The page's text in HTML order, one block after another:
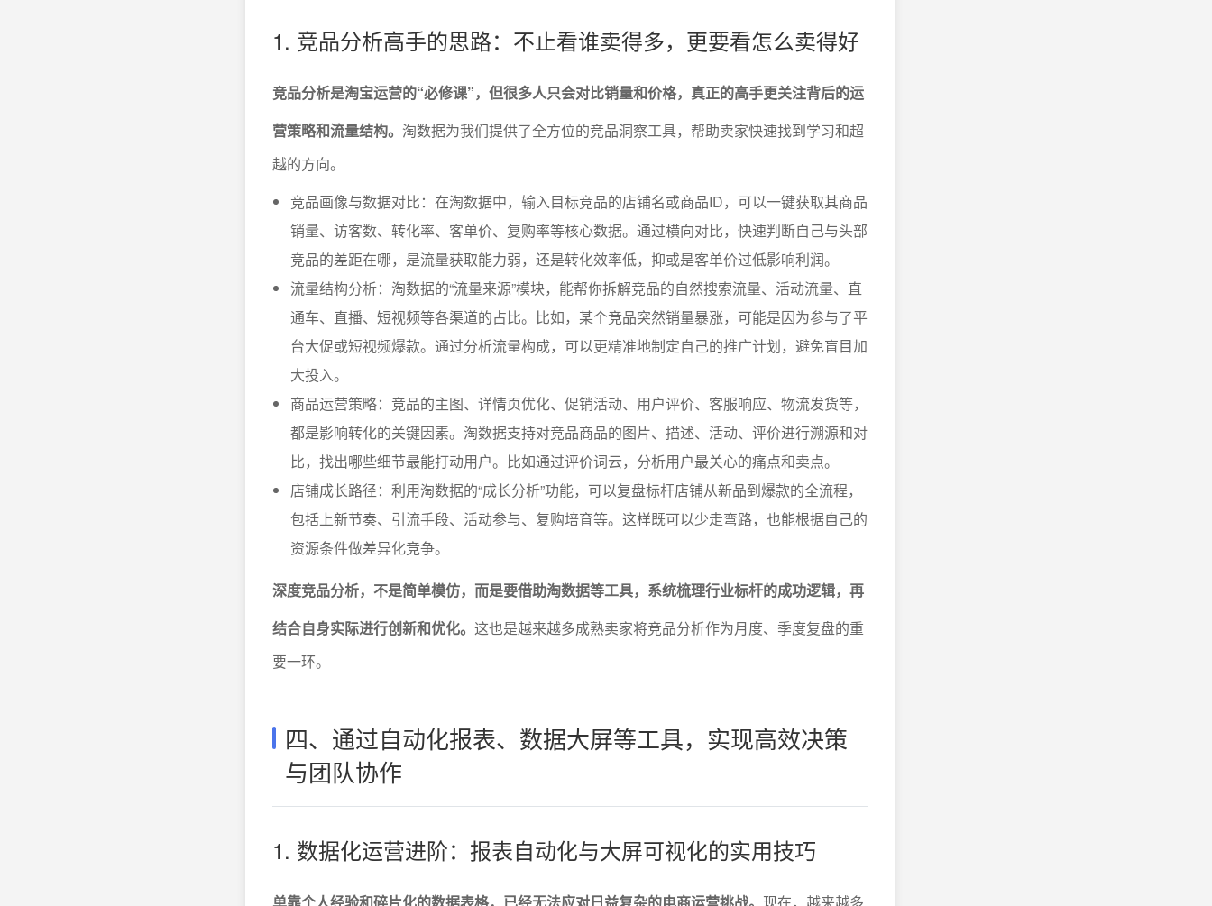
1. 竞品分析高手的思路：不止看谁卖得多，更要看怎么卖得好
竞品分析是淘宝运营的“必修课”，但很多人只会对比销量和价格，真正的高手更关注背后的运
营策略和流量结构。 淘数据为我们提供了全方位的竞品洞察工具，帮助卖家快速找到学习和超
越的方向。
竞品画像与数据对比：在淘数据中，输入目标竞品的店铺名或商品ID，可以一键获取其商品
销量、访客数、转化率、客单价、复购率等核心数据。通过横向对比，快速判断自己与头部
竞品的差距在哪，是流量获取能力弱，还是转化效率低，抑或是客单价过低影响利润。
流量结构分析：淘数据的“流量来源”模块，能帮你拆解竞品的自然搜索流量、活动流量、直
通车、直播、短视频等各渠道的占比。比如，某个竞品突然销量暴涨，可能是因为参与了平
台大促或短视频爆款。通过分析流量构成，可以更精准地制定自己的推广计划，避免盲目加
大投入。
商品运营策略：竞品的主图、详情页优化、促销活动、用户评价、客服响应、物流发货等，
都是影响转化的关键因素。淘数据支持对竞品商品的图片、描述、活动、评价进行溯源和对
比，找出哪些细节最能打动用户。比如通过评价词云，分析用户最关心的痛点和卖点。
店铺成长路径：利用淘数据的“成长分析”功能，可以复盘标杆店铺从新品到爆款的全流程，
包括上新节奏、引流手段、活动参与、复购培育等。这样既可以少走弯路，也能根据自己的
资源条件做差异化竞争。
深度竞品分析，不是简单模仿，而是要借助淘数据等工具，系统梳理行业标杆的成功逻辑，再
结合自身实际进行创新和优化。 这也是越来越多成熟卖家将竞品分析作为月度、季度复盘的重
要一环。
四、通过自动化报表、数据大屏等工具，实现高效决策
与团队协作
1. 数据化运营进阶：报表自动化与大屏可视化的实用技巧